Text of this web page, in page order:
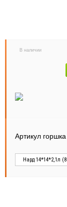
В наличии
Артикул
Нард 14*14*2,1л